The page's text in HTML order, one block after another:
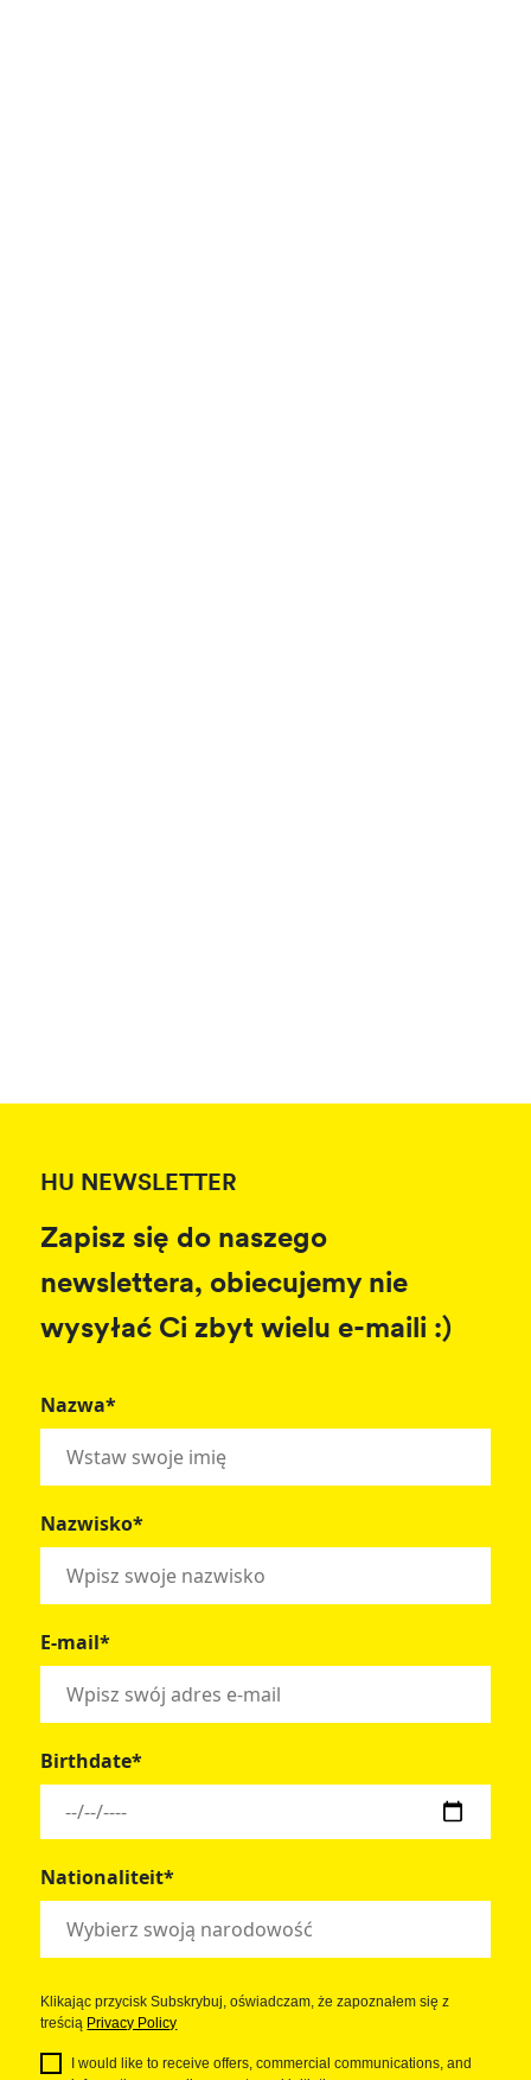
HU NEWSLETTER
Zapisz się do naszego
newslettera, obiecujemy nie
wysyłać Ci zbyt wielu e-maili :)
Nazwa*
Nazwisko*
E-mail*
Birthdate*
Nationaliteit*
Klikając przycisk Subskrybuj, oświadczam, że zapoznałem się z
treścią Privacy Policy
I would like to receive offers, commercial communications, and